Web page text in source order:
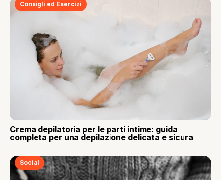
Consigli ed Esercizi
Crema depilatoria per le parti intime: guida
completa per una depilazione delicata e sicura
Social